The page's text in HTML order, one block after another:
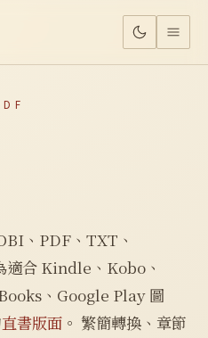
、PDF、TXT、
合 Kindle、Kobo、
、Google Play 圖
直書版面 。 繁簡轉換、章節